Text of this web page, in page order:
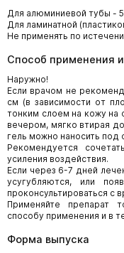
Для алюминиевой тубы - 5
Для ламинатной
Не применять по
Способ применения
Наружно!
Если врачом не
см (в зависимости от
тонким слоем на кожу на
вечером, мягко втирая
гель можно наносить под
Рекомендуется
усиления воздействия.
Если через 6-7 дней
усугубляются, или
проконсультироваться с
Применяйте препарат
способу применения и в
Форма выпуска